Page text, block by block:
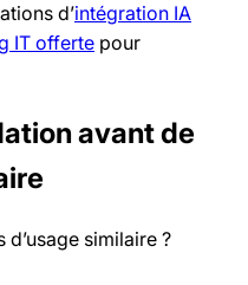
d’intégration IA
IT offerte pour
avant de
similaire ?